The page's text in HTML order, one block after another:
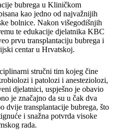
bubrega u Kliničkom
kao jedno od najvažnijih
bolnice. Nakon višegodišnjih
te edukacije djelatnika KBC
prvu transplantaciju bubrega i
centar u Hrvatskoj.
stručni tim kojeg čine
i patolozi i anesteziolozi,
djelatnici, uspješno je obavio
je značajno da su u čak dva
dvije transplantacije bubrega, što
i snažna potvrda visoke
rada.